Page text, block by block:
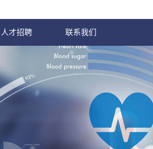
人才招聘 联系我们